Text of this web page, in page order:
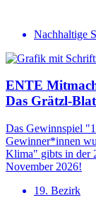
Nachhaltige
ENTE
Das Grätzl-
Das Gewinnspiel
Gewinner*innen
Klima" gibts in der
November 2026!
19. Bezirk